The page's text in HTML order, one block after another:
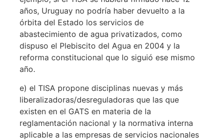
años, Uruguay no podría haber devuelto a la
órbita del Estado los servicios de
abastecimiento de agua privatizados, como
dispuso el Plebiscito del Agua en 2004 y la
reforma constitucional que lo siguió ese mismo
año.
e) el TISA propone disciplinas nuevas y más
liberalizadoras/desreguladoras que las que
existen en el GATS en materia de la
reglamentación nacional y la normativa interna
aplicable a las empresas de servicios nacionales